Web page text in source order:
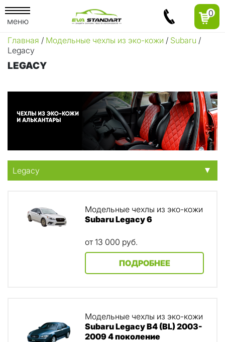
меню
0
Главная / Модельные чехлы из эко-кожи / Subaru /
Legacy
LEGACY
Legacy
Модельные чехлы из эко-кожи
Subaru Legacy 6
от 13 000 руб.
ПОДРОБНЕЕ
Модельные чехлы из эко-кожи
Subaru Legacy B4 (BL) 2003-
2009 4 поколение